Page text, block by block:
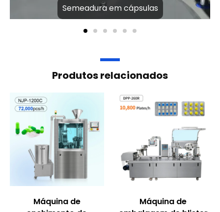
Semeadura em cápsulas
Produtos relacionados
Máquina de
Máquina de